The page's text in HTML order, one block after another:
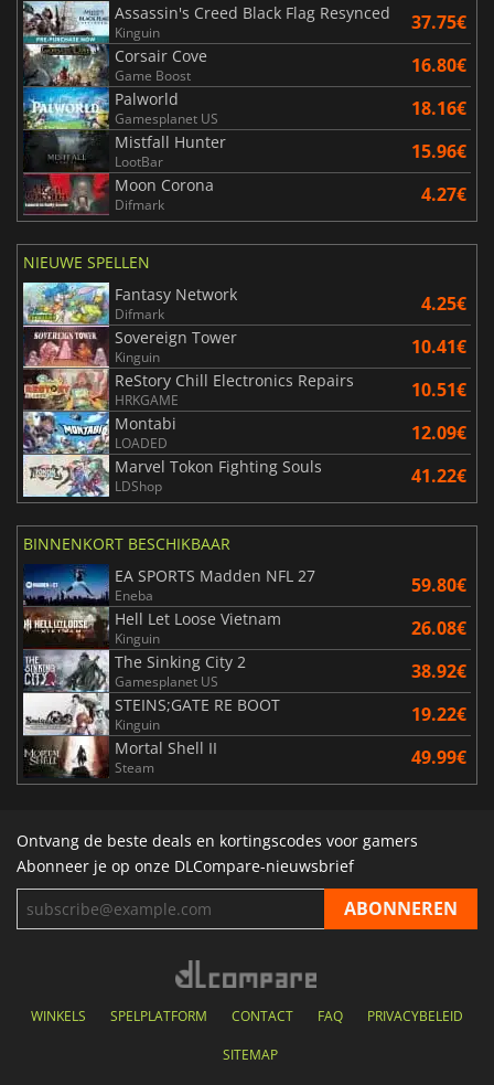
Assassin's Creed Black Flag Resynced
Kinguin 37.75€
Corsair Cove
Game Boost 16.80€
Palworld
Gamesplanet US 18.16€
Mistfall Hunter
LootBar 15.96€
Moon Corona
Difmark 4.27€
NIEUWE SPELLEN
Fantasy Network
Difmark 4.25€
Sovereign Tower
Kinguin 10.41€
ReStory Chill Electronics Repairs
HRKGAME 10.51€
Montabi
LOADED 12.09€
Marvel Tokon Fighting Souls
LDShop 41.22€
BINNENKORT BESCHIKBAAR
EA SPORTS Madden NFL 27
Eneba 59.80€
Hell Let Loose Vietnam
Kinguin 26.08€
The Sinking City 2
Gamesplanet US 38.92€
STEINS;GATE RE BOOT
Kinguin 19.22€
Mortal Shell II
Steam 49.99€
Ontvang de beste deals en kortingscodes voor gamers
Abonneer je op onze DLCompare-nieuwsbrief
WINKELS SPELPLATFORM CONTACT FAQ PRIVACYBELEID
SITEMAP